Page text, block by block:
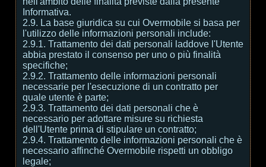
Informativa.
2.9. La base giuridica su cui Overmobile si basa per
l'utilizzo delle informazioni personali include:
2.9.1. Trattamento dei dati personali laddove l'Utente
abbia prestato il consenso per uno o più finalità
specifiche;
2.9.2. Trattamento delle informazioni personali
necessarie per l'esecuzione di un contratto per
quale utente è parte;
2.9.3. Trattamento dei dati personali che è
necessario per adottare misure su richiesta
dell'Utente prima di stipulare un contratto;
2.9.4. Trattamento delle informazioni personali che è
necessario affinché Overmobile rispetti un obbligo
legale;